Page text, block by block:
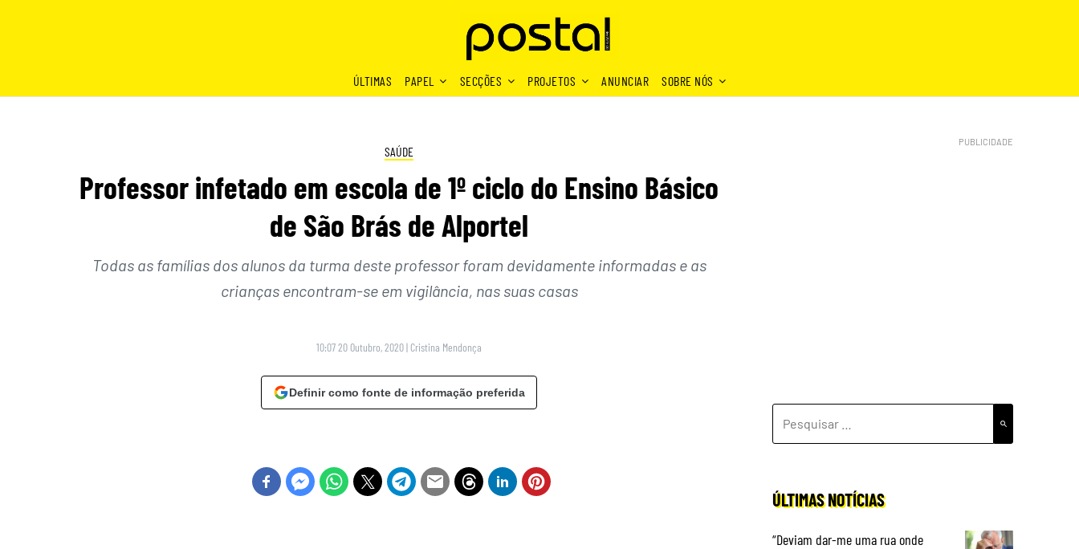
ÚLTIMAS
PAPEL SECÇÕES PROJETOS ANUNCIAR SOBRE NÓS
SAÚDE
Professor infetado em escola de 1º ciclo do Ensino Básico
de São Brás de Alportel
Todas as famílias dos alunos da turma deste professor foram devidamente informadas e as
crianças encontram-se em vigilância, nas suas casas
10:07 20 Outubro, 2020| Cristina Mendonça
Definir como fonte de informação preferida
POR:
ÚLTIMAS NOTÍCIAS
“Deviam dar-me uma rua onde